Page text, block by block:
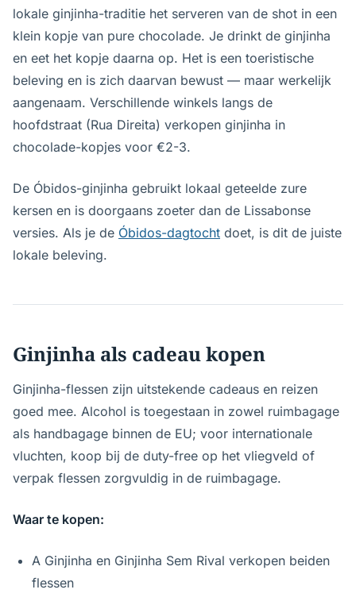
lokale ginjinha-traditie het serveren van de shot in een
klein kopje van pure chocolade. Je drinkt de ginjinha
en eet het kopje daarna op. Het is een toeristische
beleving en is zich daarvan bewust — maar werkelijk
aangenaam. Verschillende winkels langs de
hoofdstraat (Rua Direita) verkopen ginjinha in
chocolade-kopjes voor €2-3.
De Óbidos-ginjinha gebruikt lokaal geteelde zure
kersen en is doorgaans zoeter dan de Lissabonse
versies. Als je de Óbidos-dagtocht doet, is dit de juiste
lokale beleving.
Ginjinha als cadeau kopen
Ginjinha-flessen zijn uitstekende cadeaus en reizen
goed mee. Alcohol is toegestaan in zowel ruimbagage
als handbagage binnen de EU; voor internationale
vluchten, koop bij de duty-free op het vliegveld of
verpak flessen zorgvuldig in de ruimbagage.
Waar te kopen:
A Ginjinha en Ginjinha Sem Rival verkopen beiden
flessen